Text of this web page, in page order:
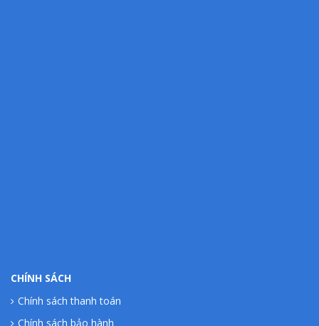
CHÍNH SÁCH
Chính sách thanh toán
Chính sách bảo hành